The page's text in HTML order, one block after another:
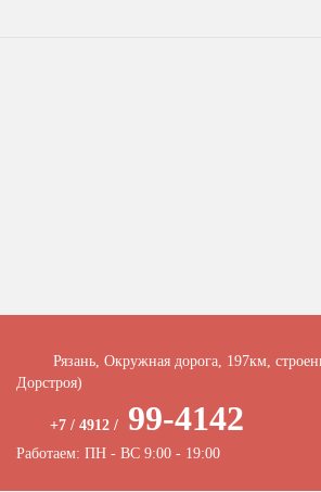
Рязань, Окружная дорога, 197км,
Дорстроя)
+7 / 4912 / 99-4142
Работаем: ПН - ВС 9:00 - 19:00